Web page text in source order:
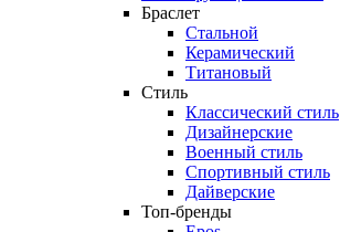
Браслет
Стальной
Керамический
Титановый
Стиль
Классический стиль
Дизайнерские
Военный стиль
Спортивный стиль
Дайверские
Топ-бренды